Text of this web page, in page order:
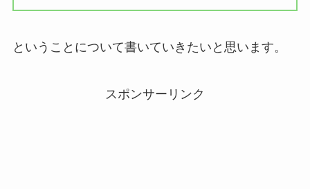
ということについて書いていきたいと思います。
スポンサーリンク